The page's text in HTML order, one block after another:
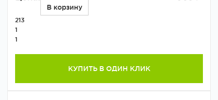
В корзину
213
1
1
КУПИТЬ В ОДИН КЛИК